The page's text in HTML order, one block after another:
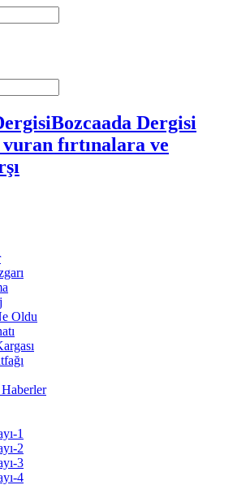
Bozcaada Dergisi
fırtınalara ve
Oldu
1
2
3
4